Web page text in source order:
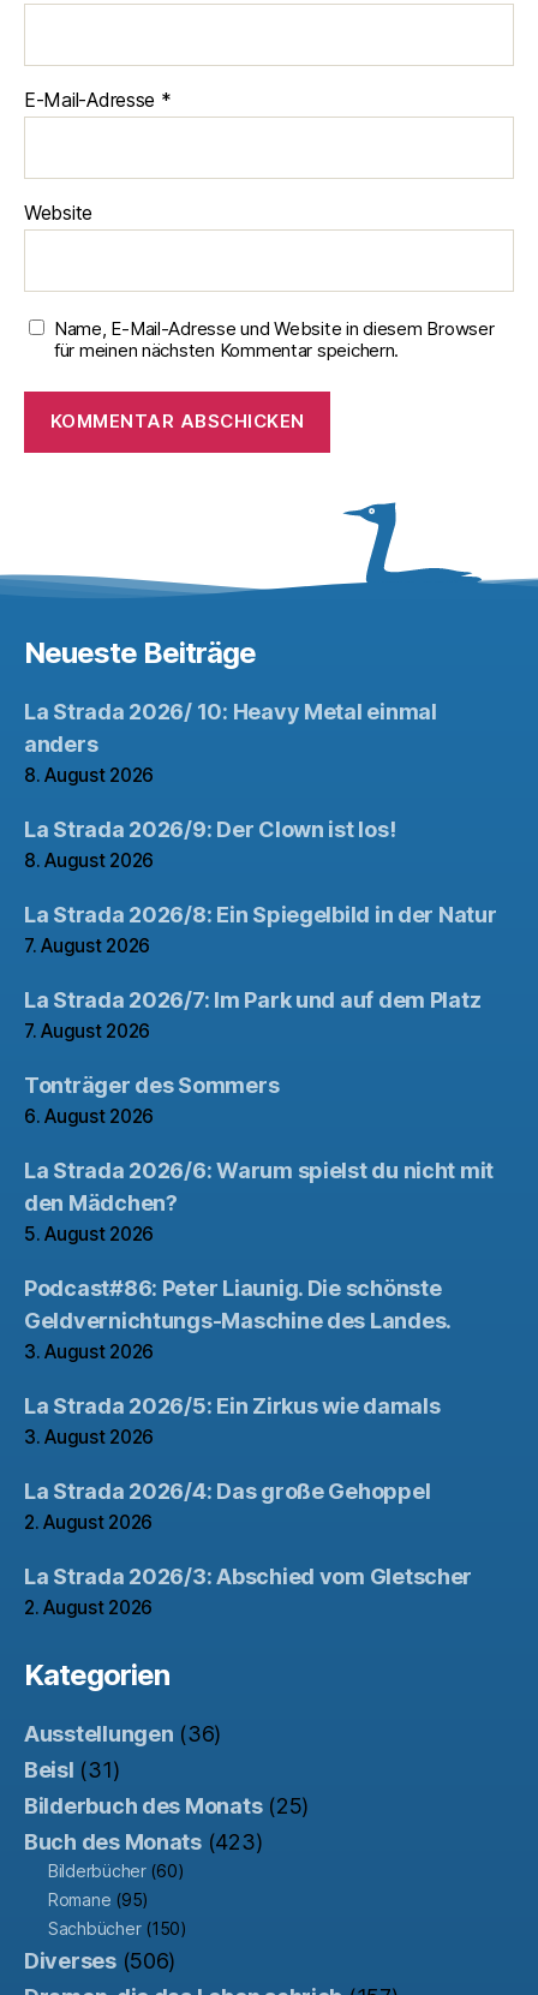
E-Mail-Adresse *
Website
Name, E-Mail-Adresse und Website in diesem Browser
für meinen nächsten Kommentar speichern.
Neueste Beiträge
La Strada 2026/ 10: Heavy Metal einmal
anders
8. August 2026
La Strada 2026/9: Der Clown ist los!
8. August 2026
La Strada 2026/8: Ein Spiegelbild in der Natur
7. August 2026
La Strada 2026/7: Im Park und auf dem Platz
7. August 2026
Tonträger des Sommers
6. August 2026
La Strada 2026/6: Warum spielst du nicht mit
den Mädchen?
5. August 2026
Podcast#86: Peter Liaunig. Die schönste
Geldvernichtungs-Maschine des Landes.
3. August 2026
La Strada 2026/5: Ein Zirkus wie damals
3. August 2026
La Strada 2026/4: Das große Gehoppel
2. August 2026
La Strada 2026/3: Abschied vom Gletscher
2. August 2026
Kategorien
Ausstellungen (36)
Beisl (31)
Bilderbuch des Monats(25)
Buch des Monats(423)
Bilderbücher(60)
Romane (95)
Sachbücher(150)
Diverses(506)